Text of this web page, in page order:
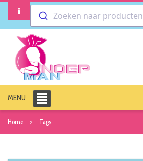
Zoeken naar producten
MENU
Home Tags